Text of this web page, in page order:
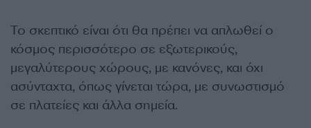
Το σκεπτικό είναι ότι θα πρέπει να απλωθεί ο
κόσμος περισσότερο σε εξωτερικούς,
μεγαλύτερους χώρους, με κανόνες, και όχι
ασύνταχτα, όπως γίνεται τώρα, με συνωστισμό
σε πλατείες και άλλα σημεία.